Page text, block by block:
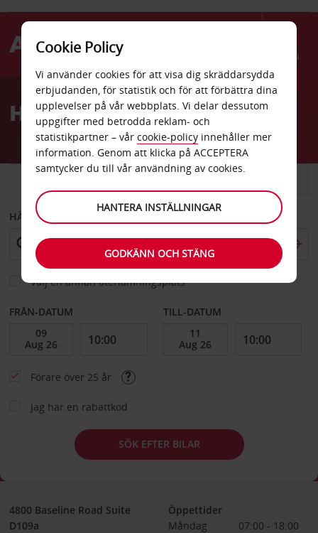
Menu
AvisHyrbil Boulder
BIL
HÄMTA FRÅN
Välj en annan återlämningsplats
FRÅN-DATUM TILL-DATUM
Förare över 25 år
Jag har en rabattkod
SÖK EFTER BILAR
4800 Baseline Road Suite
D109a
Öppettider
Måndag
07:00 - 18:00
Cookie Policy
Vi använder cookies för att visa dig skräddarsydda
erbjudanden, för statistik och för att förbättra dina
upplevelser på vår webbplats. Vi delar dessutom
uppgifter med betrodda reklam- och
statistikpartner – vår cookie-policy innehåller mer
information. Genom att klicka på ACCEPTERA
samtycker du till vår användning av cookies.
HANTERA INSTÄLLNINGAR
GODKÄNN OCH STÄNG